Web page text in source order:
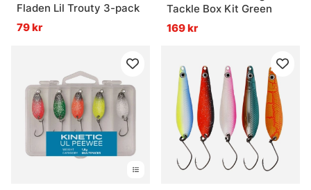
Fladen Lil Trouty 3-pack
79 kr
Tackle Box Kit Green
169 kr